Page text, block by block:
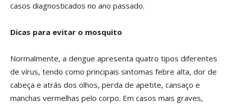
casos diagnosticados no ano passado.
Dicas para evitar o mosquito
Normalmente, a dengue apresenta quatro tipos diferentes
de vírus, tendo como principais sintomas febre alta, dor de
cabeça e atrás dos olhos, perda de apetite, cansaço e
manchas vermelhas pelo corpo. Em casos mais graves,